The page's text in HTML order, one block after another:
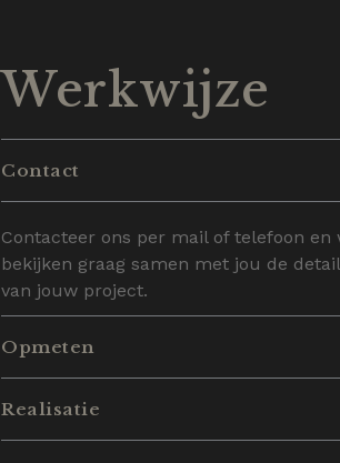
Werkwijze
Contact
Contacteer ons per mail of telefoon en
bekijken graag samen met jou de
van jouw project.
Opmeten
Na goedkeuring van de offerte komt
langs om jouw project tot in de details
Realisatie